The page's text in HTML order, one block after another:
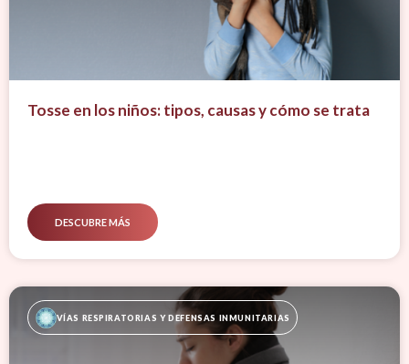
Tosse en los niños: tipos, causas y cómo se trata
DESCUBRE MÁS
VÍAS RESPIRATORIAS Y DEFENSAS INMUNITARIAS